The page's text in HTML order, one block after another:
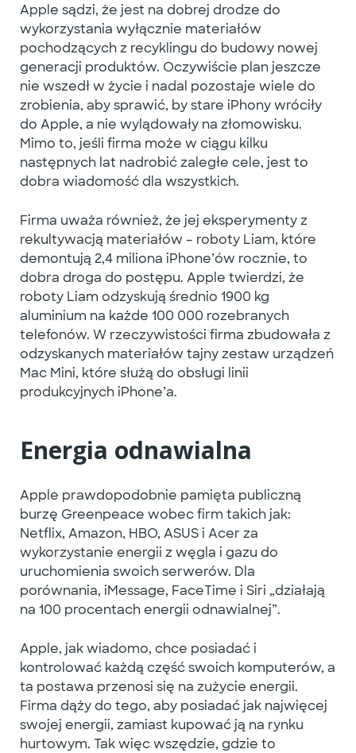
Apple sądzi, że jest na dobrej drodze do
wykorzystania wyłącznie materiałów
pochodzących z recyklingu do budowy nowej
generacji produktów. Oczywiście plan jeszcze
nie wszedł w życie i nadal pozostaje wiele do
zrobienia, aby sprawić, by stare iPhony wróciły
do Apple, a nie wylądowały na złomowisku.
Mimo to, jeśli firma może w ciągu kilku
następnych lat nadrobić zaległe cele, jest to
dobra wiadomość dla wszystkich.
Firma uważa również, że jej eksperymenty z
rekultywacją materiałów – roboty Liam, które
demontują 2,4 miliona iPhone’ów rocznie, to
dobra droga do postępu. Apple twierdzi, że
roboty Liam odzyskują średnio 1900 kg
aluminium na każde 100 000 rozebranych
telefonów. W rzeczywistości firma zbudowała z
odzyskanych materiałów tajny zestaw urządzeń
Mac Mini, które służą do obsługi linii
produkcyjnych iPhone’a.
Energia odnawialna
Apple prawdopodobnie pamięta publiczną
burzę Greenpeace wobec firm takich jak:
Netflix, Amazon, HBO, ASUS i Acer za
wykorzystanie energii z węgla i gazu do
uruchomienia swoich serwerów. Dla
porównania, iMessage, FaceTime i Siri „działają
na 100 procentach energii odnawialnej”.
Apple, jak wiadomo, chce posiadać i
kontrolować każdą część swoich komputerów, a
ta postawa przenosi się na zużycie energii.
Firma dąży do tego, aby posiadać jak najwięcej
swojej energii, zamiast kupować ją na rynku
hurtowym. Tak więc wszędzie, gdzie to